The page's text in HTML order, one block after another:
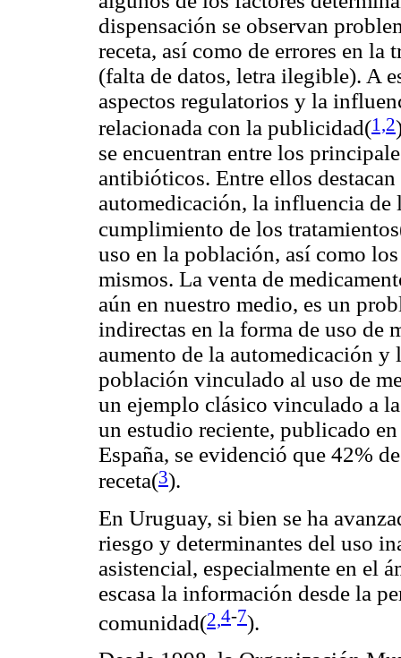
dispensación se observan
receta, así como de errores en
(falta de datos, letra ilegible). A
aspectos regulatorios y la
relacionada con la publicidad(1,2
se encuentran entre los
antibióticos. Entre ellos
automedicación, la influencia
cumplimiento de los
uso en la población, así como
mismos. La venta de
aún en nuestro medio, es un
indirectas en la forma de uso de
aumento de la automedicación y
población vinculado al uso de
un ejemplo clásico vinculado a
un estudio reciente, publicado
España, se evidenció que 42%
receta(3).
En Uruguay, si bien se ha
riesgo y determinantes del uso
asistencial, especialmente en el
escasa la información desde la
comunidad(2,4-7).